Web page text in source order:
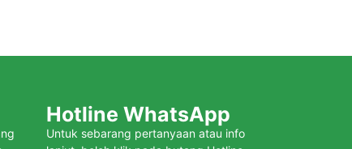
Hotline WhatsApp
Untuk sebarang pertanyaan atau info